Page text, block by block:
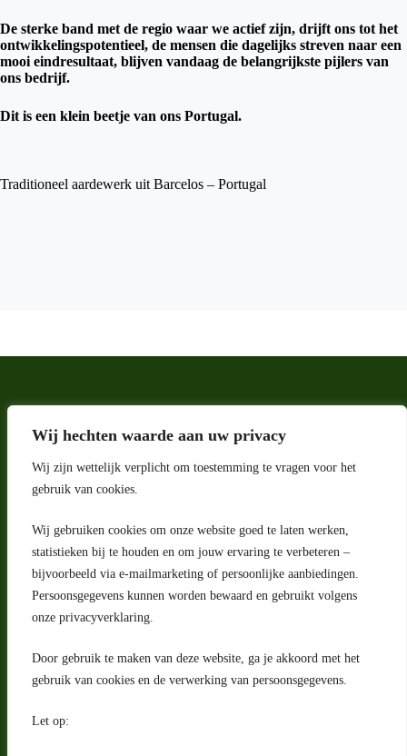
Wij hechten waarde aan uw privacy
Wij zijn wettelijk verplicht om toestemming te vragen voor het
gebruik van cookies.
Wij gebruiken cookies om onze website goed te laten werken,
statistieken bij te houden en om jouw ervaring te verbeteren –
bijvoorbeeld via e-mailmarketing of persoonlijke aanbiedingen.
Persoonsgegevens kunnen worden bewaard en gebruikt volgens
onze privacyverklaring.
Door gebruik te maken van deze website, ga je akkoord met het
gebruik van cookies en de verwerking van persoonsgegevens.
Let op:
De sterke band met de regio waar we actief zijn, drijft ons tot het
ontwikkelingspotentieel, de mensen die dagelijks streven naar een
mooi eindresultaat, blijven vandaag de belangrijkste pijlers van
ons bedrijf.
Dit is een klein beetje van ons Portugal.
Traditioneel aardewerk uit Barcelos – Portugal
Adres
Riga 4 E
2993 LW Barendrecht
Nederland
Contact
klantenservice@portugeseproducten.nl
Facebook